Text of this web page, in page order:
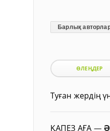
Барлық
ӨЛЕҢДЕР
Туған жердің
ҚАПЕЗ АҒА —